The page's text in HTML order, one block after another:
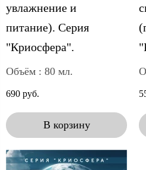
увлажнение и
питание). Серия
"Криосфера".
Объём : 80 мл.
690 руб.
В корзину